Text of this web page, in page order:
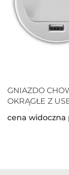
GNIAZDO
OKRĄGŁE Z
cena widoczna